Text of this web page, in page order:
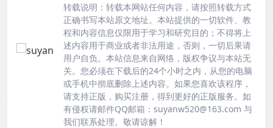
转载说明： 转载本网站任何内容，请按照转载方式
正确书写本站原文地址。本站提供的一切软件、教
程和内容信息仅限用于学习和研究目的；不得将上
述内容用于商业或者非法用途，否则，一切后果请
用户自负。本站信息来自网络，版权争议与本站无
关。您必须在下载后的24个小时之内，从您的电脑
或手机中彻底删除上述内容。如果您喜欢该程序，
请支持正版，购买注册，得到更好的正版服务。如
有侵权请邮件QQ邮箱：suyanw520@163.com 与
我们联系处理。敬请谅解！